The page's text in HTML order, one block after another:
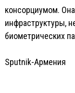
консорциумом.
инфраструктуры,
биометрических
Sputnik-Армения